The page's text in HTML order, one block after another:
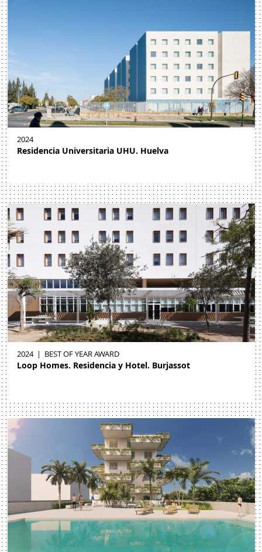
2024
Residencia Universitaria UHU. Huelva
2024 BEST OF YEAR AWARD
Loop Homes. Residencia y Hotel. Burjassot